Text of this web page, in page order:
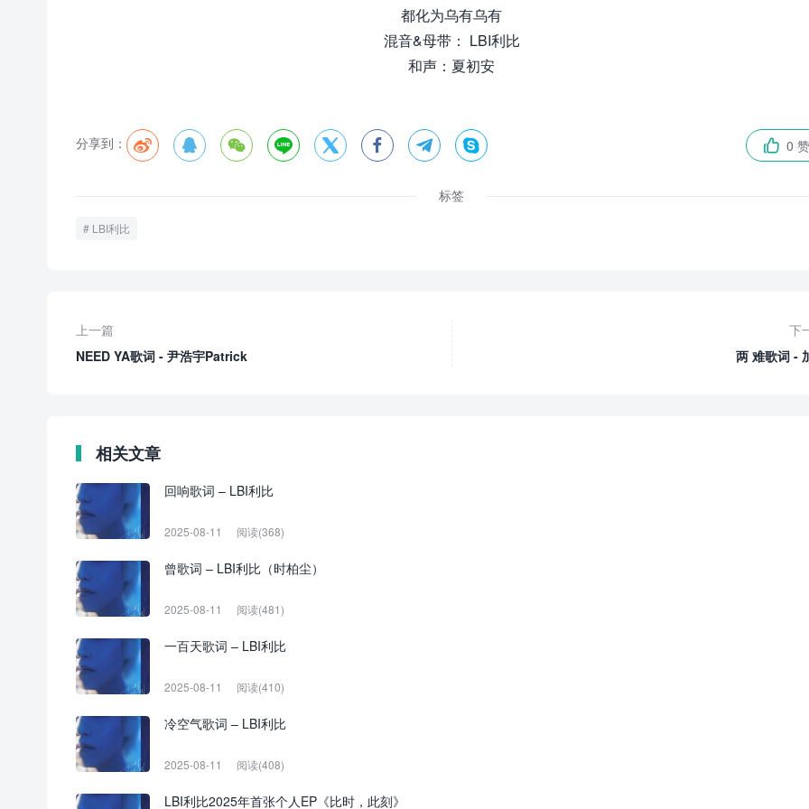
都化为乌有乌有
混音&母带： LBI利比
和声：夏初安
分享到：          0 赞
标签
LBI利比
上一篇
NEED YA歌词 - 尹浩宇Patrick
下
两 难歌词 -
相关文章
回响歌词 – LBI利比
2025-08-11 阅读(368)
曾歌词 – LBI利比（时柏尘）
2025-08-11 阅读(481)
一百天歌词 – LBI利比
2025-08-11 阅读(410)
冷空气歌词 – LBI利比
2025-08-11 阅读(408)
LBI利比2025年首张个人EP《比时，此刻》